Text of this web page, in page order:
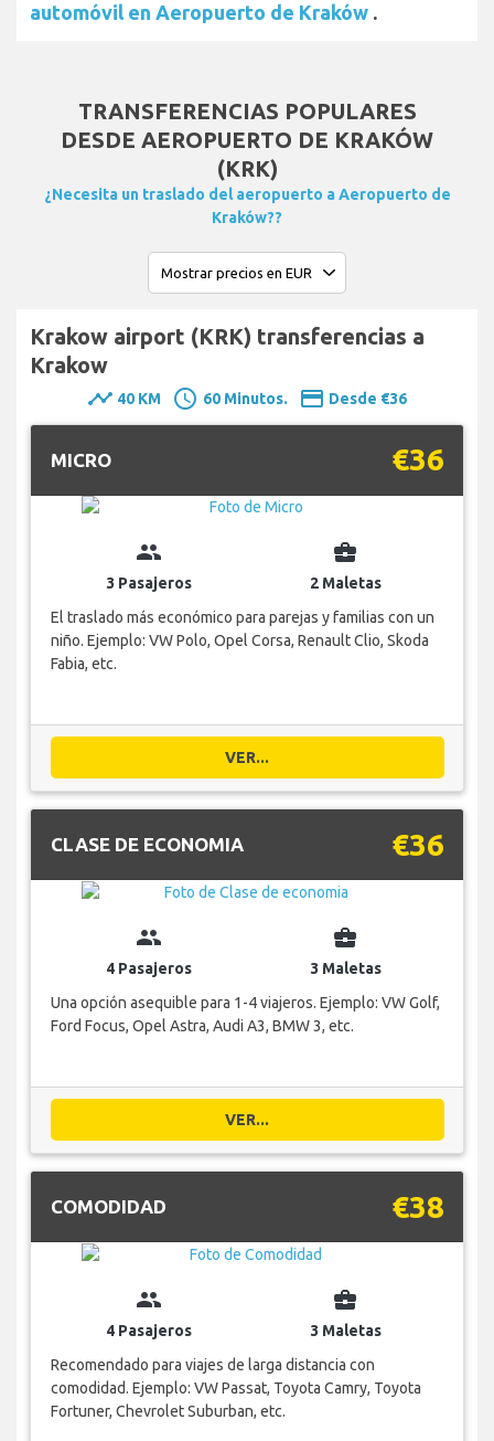
automóvil en Aeropuerto de Kraków .
TRANSFERENCIAS POPULARES
DESDE AEROPUERTO DE KRAKÓW
(KRK)
¿Necesita un traslado del aeropuerto a Aeropuerto de
Kraków??
Krakow airport (KRK) transferencias a
Krakow
timeline 40 KM schedule 60 Minutos. payment Desde €36
MICRO €36
group
3 Pasajeros
business_center
2 Maletas
El traslado más económico para parejas y familias con un
niño. Ejemplo: VW Polo, Opel Corsa, Renault Clio, Skoda
Fabia, etc.
VER...
CLASE DE ECONOMIA €36
group
4 Pasajeros
business_center
3 Maletas
Una opción asequible para 1-4 viajeros. Ejemplo: VW Golf,
Ford Focus, Opel Astra, Audi A3, BMW 3, etc.
VER...
COMODIDAD €38
group
4 Pasajeros
business_center
3 Maletas
Recomendado para viajes de larga distancia con
comodidad. Ejemplo: VW Passat, Toyota Camry, Toyota
Fortuner, Chevrolet Suburban, etc.